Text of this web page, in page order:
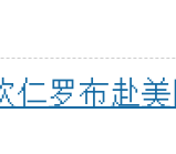
仁罗布赴